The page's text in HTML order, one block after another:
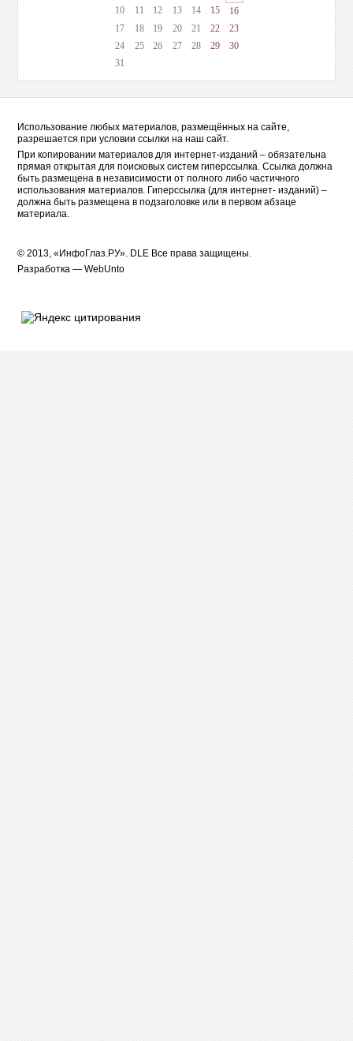
10
11 12 13 14 15
16
17
18 19 20 21 22
23
24
25 26 27 28 29
30
31
Использование любых материалов, размещённых на сайте,
разрешается при условии ссылки на наш сайт.
При копировании материалов для интернет-изданий – обязательна
прямая открытая для поисковых систем гиперссылка. Ссылка должна
быть размещена в независимости от полного либо частичного
использования материалов. Гиперссылка (для интернет- изданий) –
должна быть размещена в подзаголовке или в первом абзаце
материала.
© 2013, «ИнфоГлаз.РУ». DLE Все права защищены.
Разработка —WebUnto